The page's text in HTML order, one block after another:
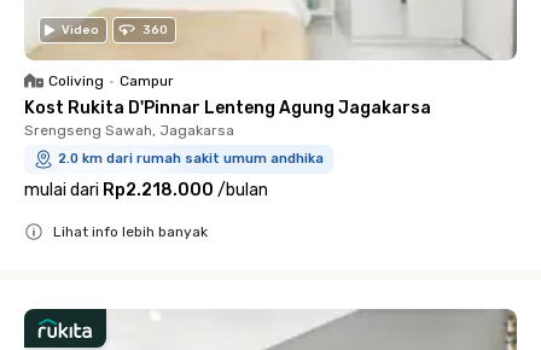
Video 360
Coliving • Campur
Kost Rukita D'Pinnar Lenteng Agung Jagakarsa
Srengseng Sawah, Jagakarsa
2.0 km dari rumah sakit umum andhika
mulai dari Rp2.218.000 /bulan
Lihat info lebih banyak